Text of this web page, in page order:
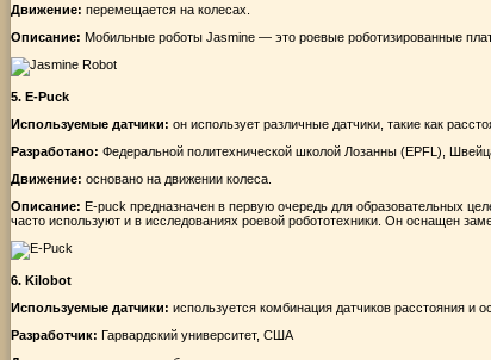
Движение: перемещается на колесах.
Описание: Мобильные роботы Jasmine — это роевые роботизированные
5. E-Puck
Используемые датчики: он использует различные датчики, такие как
Разработано: Федеральной политехнической школой Лозанны (EPFL),
Движение: основано на движении колеса.
Описание: E-puck предназначен в первую очередь для образовательных
часто используют и в исследованиях роевой робототехники. Он оснащен
6. Kilobot
Используемые датчики: используется комбинация датчиков расстояния и
Разработчик: Гарвардский университет, США